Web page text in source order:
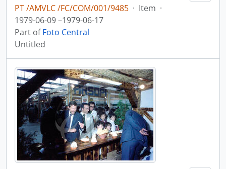
PT /AMVLC /FC/COM/001/9485 · Item ·
1979-06-09 –1979-06-17
Part ofFoto Central
Untitled